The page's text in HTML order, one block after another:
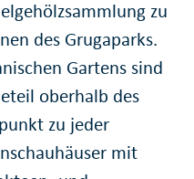
zu
des Grugaparks.
Gartens sind
oberhalb des
zu jeder
mit